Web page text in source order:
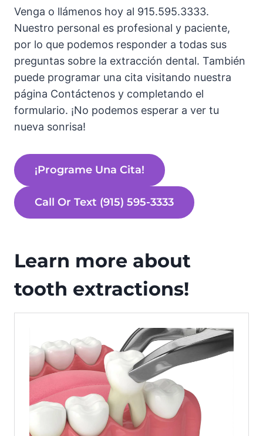
Venga o llámenos hoy al 915.595.3333.
Nuestro personal es profesional y paciente,
por lo que podemos responder a todas sus
preguntas sobre la extracción dental. También
puede programar una cita visitando nuestra
página Contáctenos y completando el
formulario. ¡No podemos esperar a ver tu
nueva sonrisa!
¡Programe Una Cita!
Call Or Text (915) 595-3333
Learn more about
tooth extractions!